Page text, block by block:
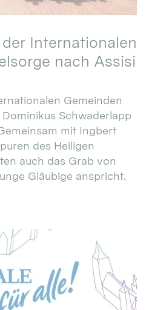
Internationalen
nach Assisi
Gemeinden
Schwaderlapp
mit Ingbert
des Heiligen
auch das Grab von
Gläubige anspricht.